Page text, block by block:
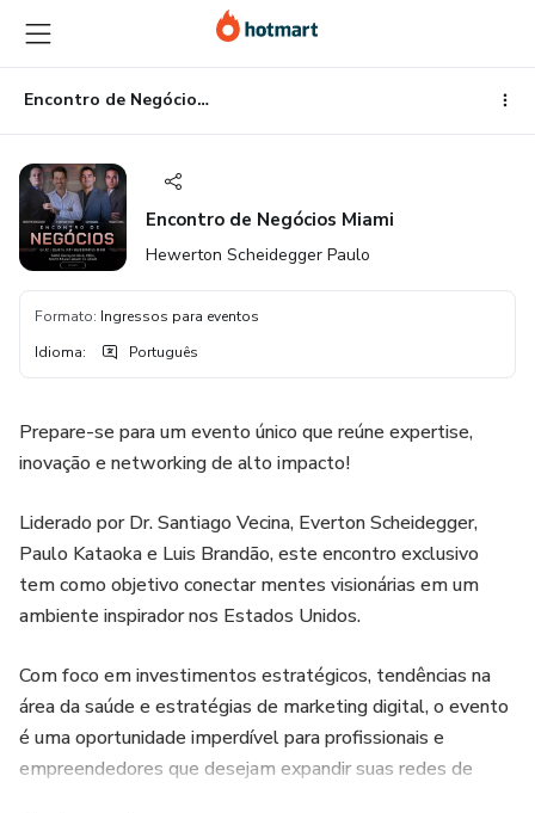
para
o
conteúdo
principal
para
o
pagamento
para
o
rodapé
Encontro de Negócios Miami
Encontro de Negócios Miami
Hewerton Scheidegger Paulo
Formato: Ingressos para eventos
Idioma: Português
Prepare-se para um evento único que reúne expertise,
inovação e networking de alto impacto!
Liderado por Dr. Santiago Vecina, Everton Scheidegger,
Paulo Kataoka e Luis Brandão, este encontro exclusivo
tem como objetivo conectar mentes visionárias em um
ambiente inspirador nos Estados Unidos.
Com foco em investimentos estratégicos, tendências na
área da saúde e estratégias de marketing digital, o evento
é uma oportunidade imperdível para profissionais e
empreendedores que desejam expandir suas redes de